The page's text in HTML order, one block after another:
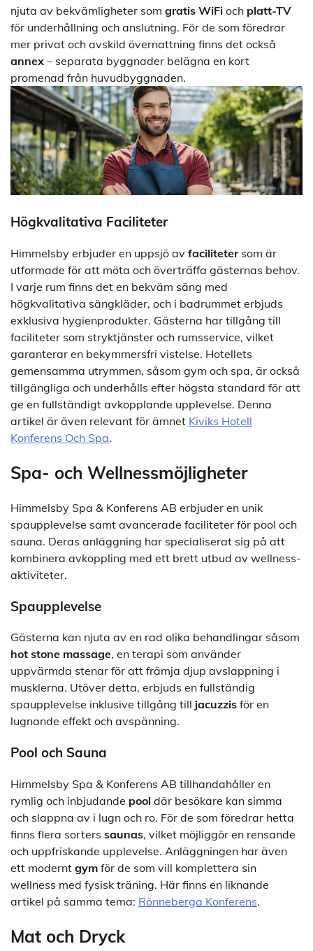
njuta av bekvämligheter som gratis WiFi och platt-TV
för underhållning och anslutning. För de som föredrar
mer privat och avskild övernattning finns det också
annex – separata byggnader belägna en kort
promenad från huvudbyggnaden.
Högkvalitativa Faciliteter
Himmelsby erbjuder en uppsjö av facilitetersom är
utformade för att möta och överträffa gästernas behov.
I varje rum finns det en bekväm säng med
högkvalitativa sängkläder, och i badrummet erbjuds
exklusiva hygienprodukter. Gästerna har tillgång till
faciliteter som stryktjänster och rumsservice, vilket
garanterar en bekymmersfri vistelse. Hotellets
gemensamma utrymmen, såsom gym och spa, är också
tillgängliga och underhålls efter högsta standard för att
ge en fullständigt avkopplande upplevelse. Denna
artikel är även relevant för ämnet Kiviks Hotell
Konferens Och Spa.
Spa- och Wellnessmöjligheter
Himmelsby Spa & Konferens AB erbjuder en unik
spaupplevelse samt avancerade faciliteter för pool och
sauna. Deras anläggning har specialiserat sig på att
kombinera avkoppling med ett brett utbud av wellness-
aktiviteter.
Spaupplevelse
Gästerna kan njuta av en rad olika behandlingar såsom
hot stone massage, en terapi som använder
uppvärmda stenar för att främja djup avslappning i
musklerna. Utöver detta, erbjuds en fullständig
spaupplevelse inklusive tillgång till jacuzzis för en
lugnande effekt och avspänning.
Pool och Sauna
Himmelsby Spa & Konferens AB tillhandahåller en
rymlig och inbjudande pool där besökare kan simma
och slappna av i lugn och ro. För de som föredrar hetta
finns flera sorters saunas, vilket möjliggör en rensande
och uppfriskande upplevelse. Anläggningen har även
ett modernt gym för de som vill komplettera sin
wellness med fysisk träning. Här finns en liknande
artikel på samma tema: Rönneberga Konferens.
Mat och Dryck